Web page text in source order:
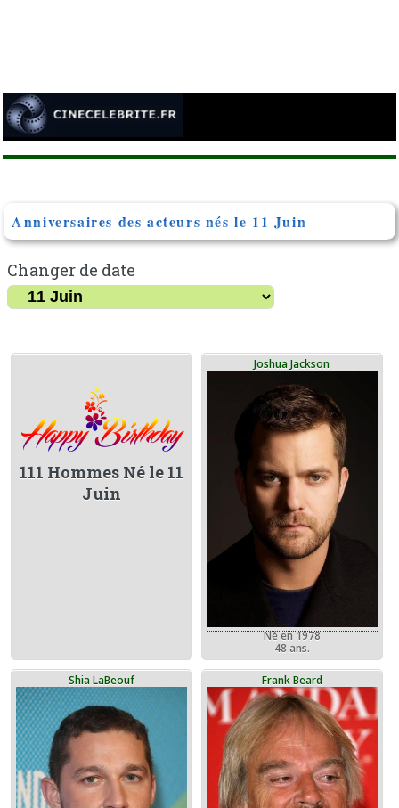
Anniversaires des acteurs nés le 11 Juin
Changer de date
111 Hommes Né le 11
Juin
Joshua Jackson
Né en 1978
48 ans.
Shia LaBeouf Frank Beard